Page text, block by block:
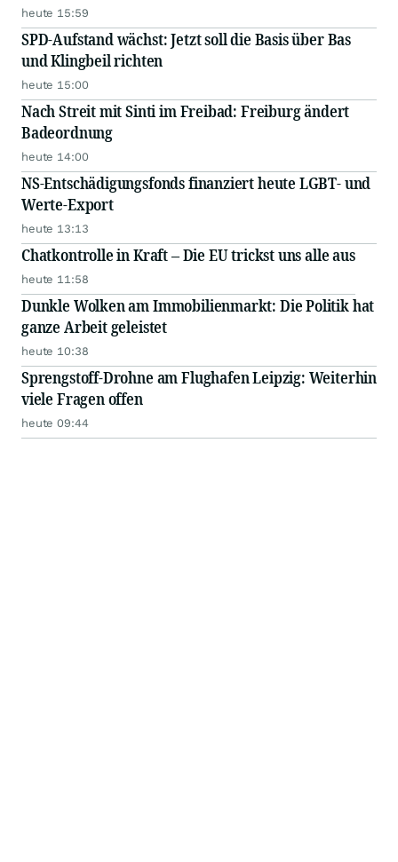
heute 15:59
SPD-Aufstand wächst: Jetzt soll die Basis über Bas
und Klingbeil richten
heute 15:00
Nach Streit mit Sinti im Freibad: Freiburg ändert
Badeordnung
heute 14:00
NS-Entschädigungsfonds finanziert heute LGBT- und
Werte-Export
heute 13:13
Chatkontrolle in Kraft – Die EU trickst uns alle aus
heute 11:58
Dunkle Wolken am Immobilienmarkt: Die Politik hat
ganze Arbeit geleistet
heute 10:38
Sprengstoff-Drohne am Flughafen Leipzig: Weiterhin
viele Fragen offen
heute 09:44